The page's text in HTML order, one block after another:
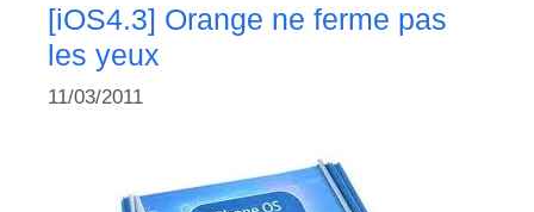
[iOS4.3] Orange ne ferme pas
les yeux
11/03/2011